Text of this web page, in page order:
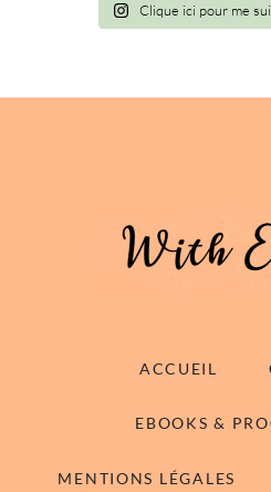
Clique ici pour me
ACCUEIL
EBOOKS &
MENTIONS LÉGALES